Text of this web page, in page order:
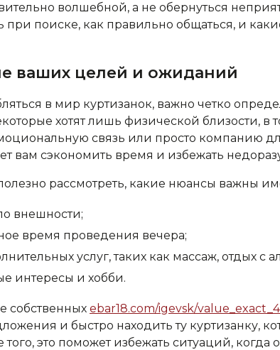
волшебной, а не обернуться
при поиске, как правильно общаться, и
ваших целей и ожиданий
в мир куртизанок, важно четко
хотят лишь физической близости, в
связь или просто компанию
вам сэкономить время и избежать
рассмотреть, какие нюансы важны
внешности;
время проведения вечера;
услуг, таких как массаж, отдых с
интересы и хобби.
собственных ebar18.com/igevsk/
и быстро находить ту куртизанку,
это поможет избежать ситуаций,